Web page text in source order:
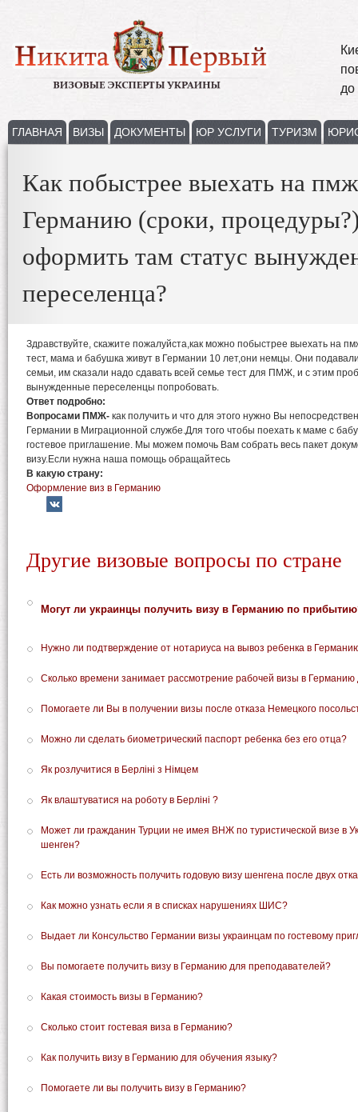
до
ГЛАВНАЯ ВИЗЫ ДОКУМЕНТЫ ЮР УСЛУГИ ТУРИЗМ
Как побыстрее выехать на
Германию (сроки,
оформить там статус
переселенца?
Здравствуйте, скажите пожалуйста,как можно побыстрее выехать на
тест, мама и бабушка живут в Германии 10 лет,они немцы. Они
семьи, им сказали надо сдавать всей семье тест для ПМЖ, и с этим
вынужденные переселенцы попробовать.
Ответ подробно:
Вопросами ПМЖ- как получить и что для этого нужно Вы
Германии в Миграционной службе.Для того чтобы поехать к маме с
гостевое приглашение. Мы можем помочь Вам собрать весь пакет
визу.Если нужна наша помощь обращайтесь
В какую страну:
Оформление виз в Германию
Другие визовые вопросы по стране
Могут ли украинцы получить визу в Германию по
Нужно ли подтверждение от нотариуса на вывоз ребенка в
Сколько времени занимает рассмотрение рабочей визы в Германию
Помогаете ли Вы в получении визы после отказа Немецкого
Можно ли сделать биометрический паспорт ребенка без его отца?
Як розлучитися в Берліні з Німцем
Як влаштуватися на роботу в Берліні ?
Может ли гражданин Турции не имея ВНЖ по туристической визе в
шенген?
Есть ли возможность получить годовую визу шенгена после двух
Как можно узнать если я в списках нарушениях ШИС?
Выдает ли Консульство Германии визы украинцам по гостевому
Вы помогаете получить визу в Германию для преподавателей?
Какая стоимость визы в Германию?
Сколько стоит гостевая виза в Германию?
Как получить визу в Германию для обучения языку?
Помогаете ли вы получить визу в Германию?